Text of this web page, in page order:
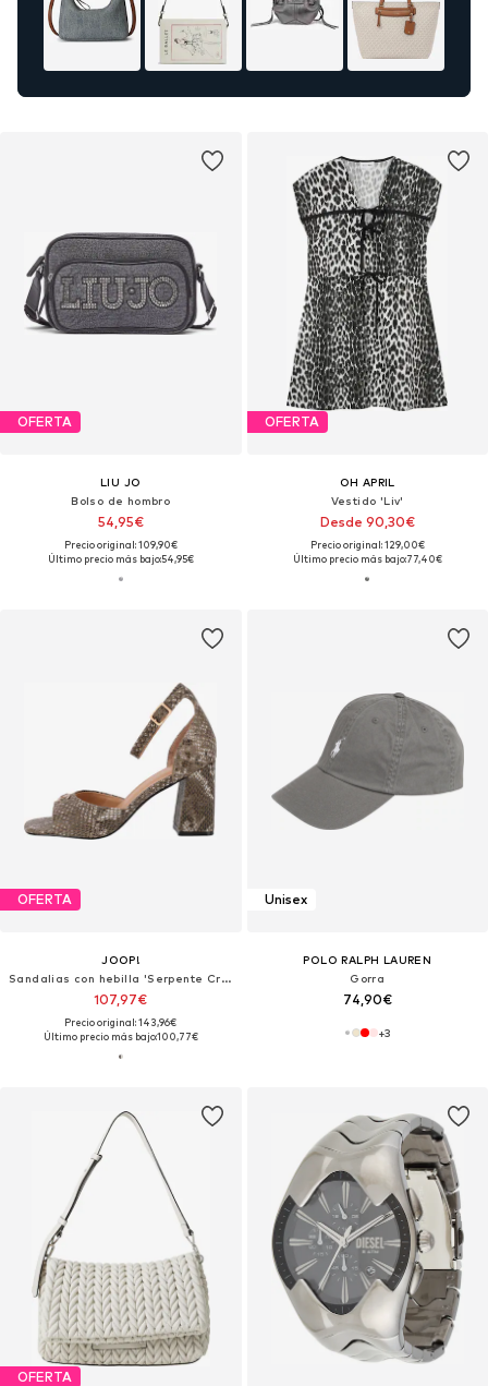
OFERTA
LIU JO
Bolso de hombro
54,95€
Precio original: 109,90€
Último precio más bajo:54,95€
OFERTA
OH APRIL
Vestido 'Liv'
Desde 90,30€
Precio original: 129,00€
Último precio más bajo:77,40€
OFERTA
JOOP!
Sandalias con hebilla 'Serpente Cresta Pia'
107,97€
Precio original: 143,96€
Último precio más bajo:100,77€
Unisex
POLO RALPH LAUREN
Gorra
74,90€
+3
OFERTA